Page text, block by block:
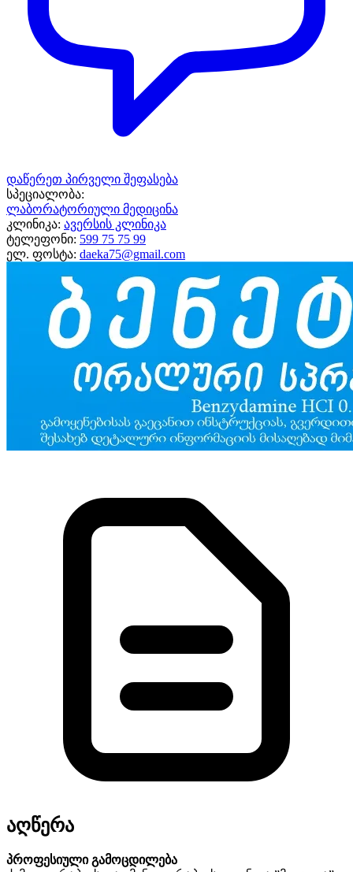
დაწერეთ პირველი შეფასება
სპეციალობა:
ლაბორატორიული მედიცინა
კლინიკა: ავერსის კლინიკა
ტელეფონი: 599 75 75 99
ელ. ფოსტა: daeka75@gmail.com
აღწერა
პროფესიული გამოცდილება